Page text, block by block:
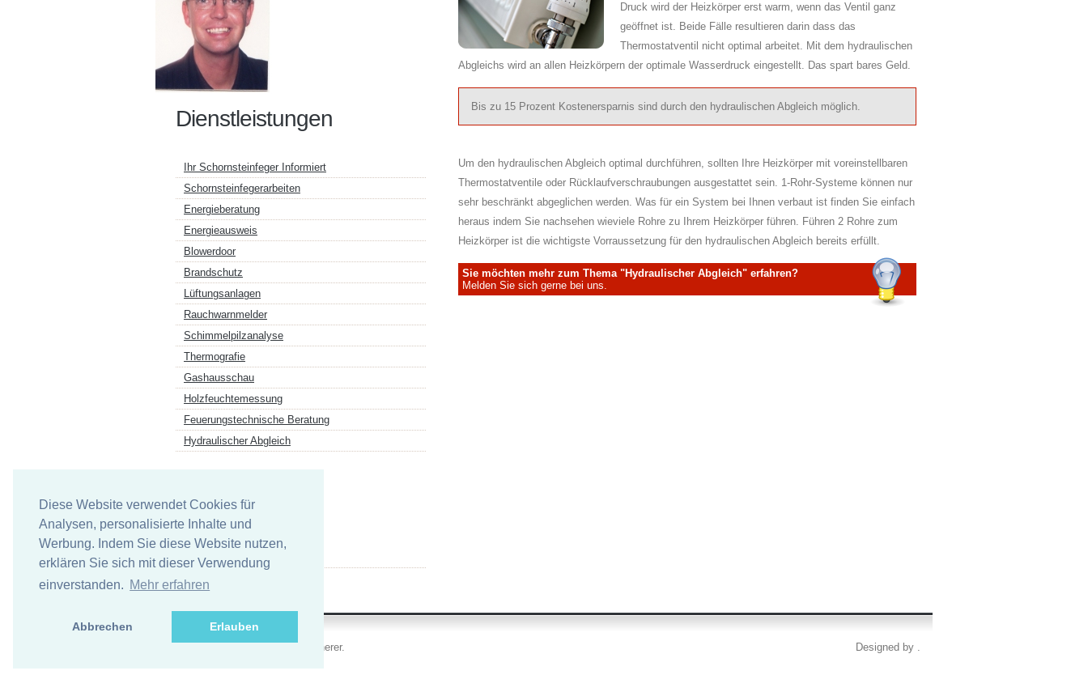
Diese Website verwendet Cookies für
Analysen, personalisierte Inhalte und
Werbung. Indem Sie diese Website nutzen,
erklären Sie sich mit dieser Verwendung
einverstanden. Mehr erfahren
Abbrechen Erlauben
Druck wird der Heizkörper erst warm, wenn das Ventil ganz
geöffnet ist. Beide Fälle resultieren darin dass das
Thermostatventil nicht optimal arbeitet. Mit dem hydraulischen
Abgleichs wird an allen Heizkörpern der optimale Wasserdruck eingestellt. Das spart bares Geld.
Bis zu 15 Prozent Kostenersparnis sind durch den hydraulischen Abgleich möglich.
Um den hydraulischen Abgleich optimal durchführen, sollten Ihre Heizkörper mit voreinstellbaren
Thermostatventile oder Rücklaufverschraubungen ausgestattet sein. 1-Rohr-Systeme können nur
sehr beschränkt abgeglichen werden. Was für ein System bei Ihnen verbaut ist finden Sie einfach
heraus indem Sie nachsehen wieviele Rohre zu Ihrem Heizkörper führen. Führen 2 Rohre zum
Heizkörper ist die wichtigste Vorraussetzung für den hydraulischen Abgleich bereits erfüllt.
Sie möchten mehr zum Thema "Hydraulischer Abgleich" erfahren?
Melden Sie sich gerne bei uns.
Dienstleistungen
Ihr Schornsteinfeger Informiert
Schornsteinfegerarbeiten
Energieberatung
Energieausweis
Blowerdoor
Brandschutz
Lüftungsanlagen
Rauchwarnmelder
Schimmelpilzanalyse
Thermografie
Gashausschau
Holzfeuchtemessung
Feuerungstechnische Beratung
Hydraulischer Abgleich
Links
Komm in das Team Schwarz
Copyright (c) 2026 Alexander Scherer. Designed by .